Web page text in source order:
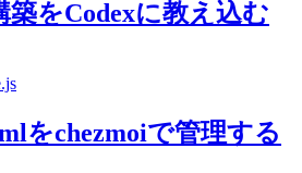
築をCodexに教え込む
をchezmoiで管理する